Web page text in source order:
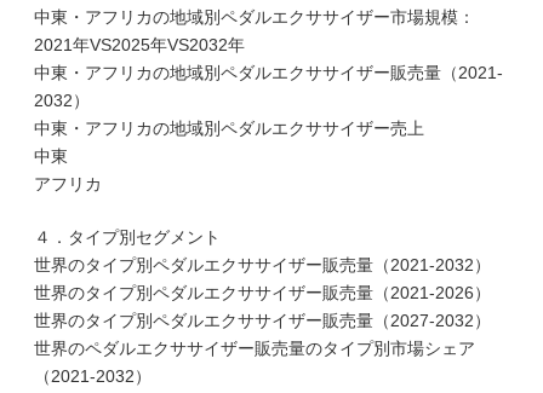
中東・アフリカの地域別ペダルエクササイザー市場規模：
2021年VS2025年VS2032年
中東・アフリカの地域別ペダルエクササイザー販売量（2021-
2032）
中東・アフリカの地域別ペダルエクササイザー売上
中東
アフリカ
４．タイプ別セグメント
世界のタイプ別ペダルエクササイザー販売量（2021-2032）
世界のタイプ別ペダルエクササイザー販売量（2021-2026）
世界のタイプ別ペダルエクササイザー販売量（2027-2032）
世界のペダルエクササイザー販売量のタイプ別市場シェア
（2021-2032）